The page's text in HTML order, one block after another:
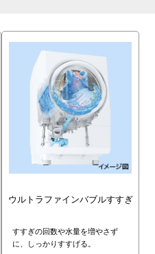
ウルトラファインバブルすすぎ
すすぎの回数や水量を増やさず
に、しっかりすすげる。